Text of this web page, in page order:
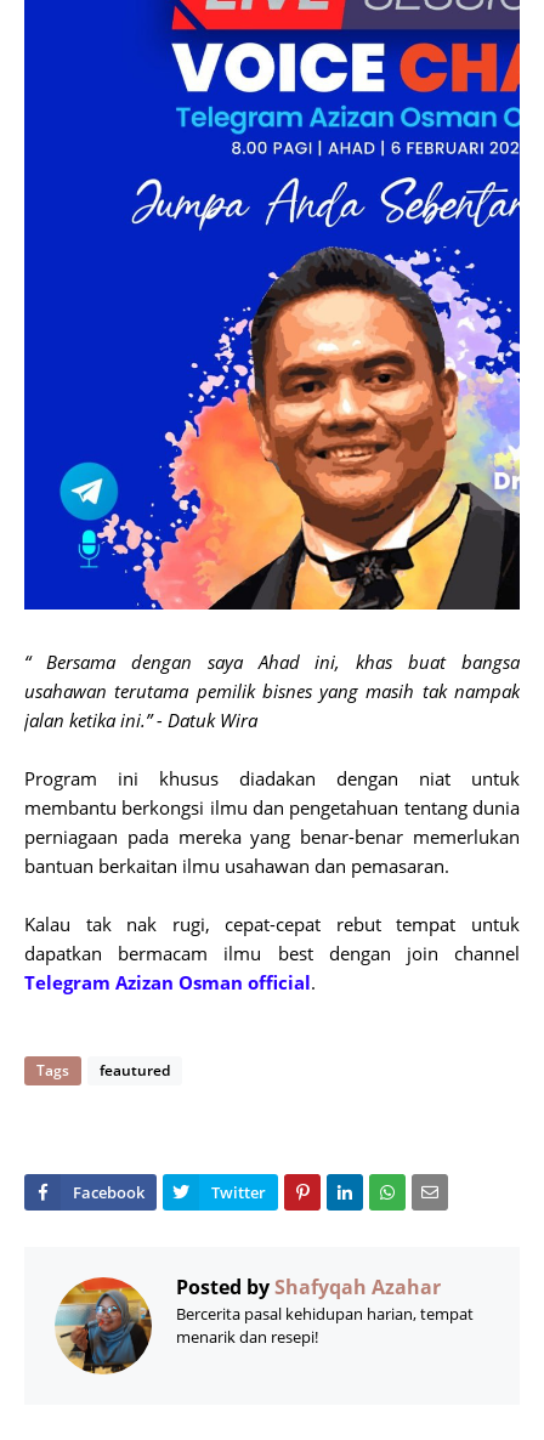
“ Bersama dengan saya Ahad ini, khas buat bangsa
usahawan terutama pemilik bisnes yang masih tak nampak
jalan ketika ini.” - Datuk Wira
Program ini khusus diadakan dengan niat untuk
membantu berkongsi ilmu dan pengetahuan tentang dunia
perniagaan pada mereka yang benar-benar memerlukan
bantuan berkaitan ilmu usahawan dan pemasaran.
Kalau tak nak rugi, cepat-cepat rebut tempat untuk
dapatkan bermacam ilmu best dengan join channel
Telegram Azizan Osman official.
Tags feautured
Posted byShafyqah Azahar
Bercerita pasal kehidupan harian, tempat
menarik dan resepi!